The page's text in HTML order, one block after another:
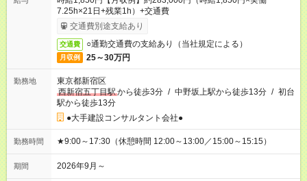
7.25h×21日+残業1h）+交通費
交通費別途支給あり
交通費 ○通勤交通費の支給あり（当社規定による）
月収例 25～30万円
勤務地
東京都新宿区
西新宿五丁目駅から徒歩3分 / 中野坂上駅から徒歩13分 / 初台
駅から徒歩13分
●大手建設コンサルタント会社●
勤務時間 ★9:00～17:30（休憩時間 12:00～13:00／15:00～15:15）
期間 2026年9月～